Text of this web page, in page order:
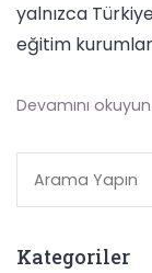
yalnızca
eğitim
Devamını okuyun
Kategoriler